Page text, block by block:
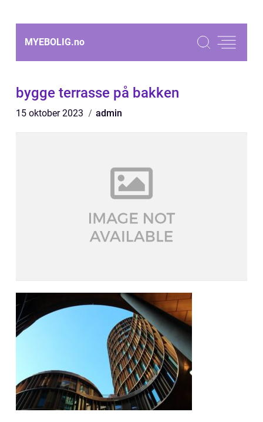
MYEBOLIG.no
bygge terrasse på bakken
15 oktober 2023 admin